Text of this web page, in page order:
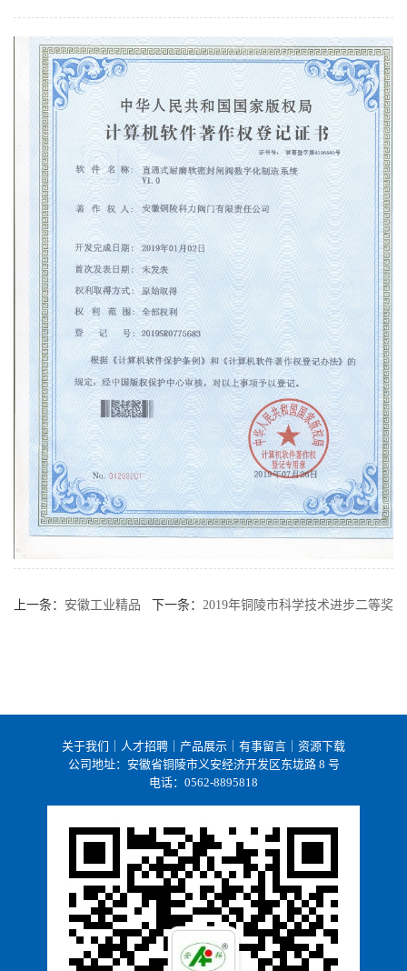
上一条： 安徽工业精品 下一条： 2019年铜陵市科学技术进步二等奖
关于我们 人才招聘 产品展示 有事留言
资源下载
公司地址：安徽省铜陵市义安经济开发区东垅路 8 号
电话：0562-8895818